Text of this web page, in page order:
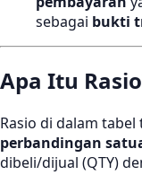
sebagai bukti
Apa Itu
Rasio di dalam
perbandingan
dibeli/dijual (QTY)